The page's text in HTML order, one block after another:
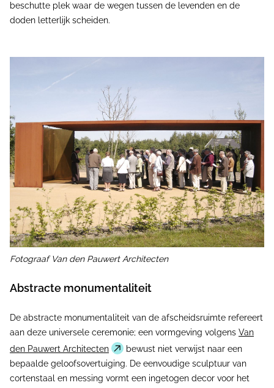
beschutte plek waar de wegen tussen de levenden en de
doden letterlijk scheiden.
Fotograaf Van den Pauwert Architecten
Abstracte monumentaliteit
De abstracte monumentaliteit van de afscheidsruimte refereert
aan deze universele ceremonie; een vormgeving volgens Van
den Pauwert Architecten
bewust niet verwijst naar een
bepaalde geloofsovertuiging. De eenvoudige sculptuur van
cortenstaal en messing vormt een ingetogen decor voor het